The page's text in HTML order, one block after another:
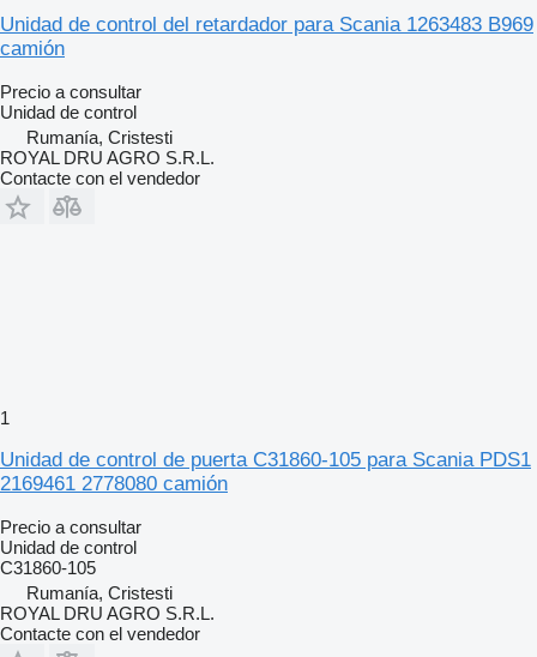
Unidad de control del retardador para Scania 1263483 B969
camión
Precio a consultar
Unidad de control
Rumanía, Cristesti
ROYAL DRU AGRO S.R.L.
Contacte con el vendedor
1
Unidad de control de puerta C31860-105 para Scania PDS1
2169461 2778080 camión
Precio a consultar
Unidad de control
C31860-105
Rumanía, Cristesti
ROYAL DRU AGRO S.R.L.
Contacte con el vendedor